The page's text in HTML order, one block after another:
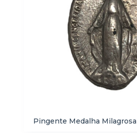
Pingente Medalha Milagrosa